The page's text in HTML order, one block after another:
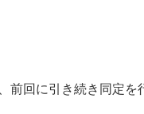
前回に引き続き同定を